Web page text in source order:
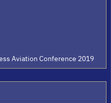
Aviation Conference 2019